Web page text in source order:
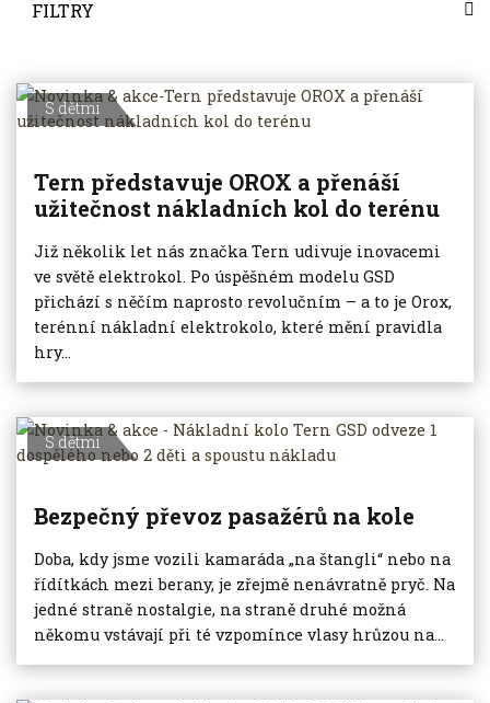
FILTRY
S dětmi
Tern představuje OROX a přenáší
užitečnost nákladních kol do terénu
Již několik let nás značka Tern udivuje inovacemi
ve světě elektrokol. Po úspěšném modelu GSD
přichází s něčím naprosto revolučním – a to je Orox,
terénní nákladní elektrokolo, které mění pravidla
hry...
S dětmi
Bezpečný převoz pasažérů na kole
Doba, kdy jsme vozili kamaráda „na štangli“ nebo na
řídítkách mezi berany, je zřejmě nenávratně pryč. Na
jedné straně nostalgie, na straně druhé možná
někomu vstávají při té vzpomínce vlasy hrůzou na...